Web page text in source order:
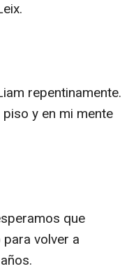
repentinamente.
y en mi mente
que
volver a